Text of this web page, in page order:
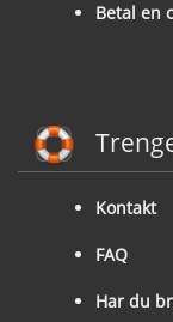
Betal en
Kontakt
FAQ
Har du